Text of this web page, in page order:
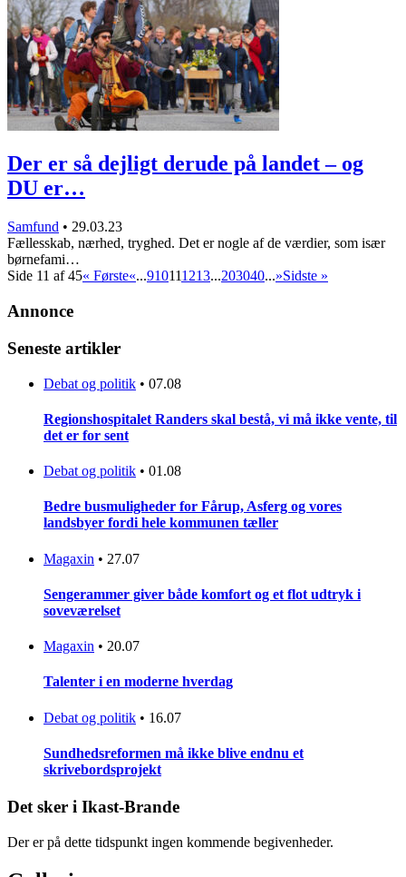
Der er så dejligt derude på landet – og
DU er…
Samfund • 29.03.23
Fællesskab, nærhed, tryghed. Det er nogle af de værdier, som især
børnefami…
Side 11 af 45« Første«...910111213...203040...»Sidste »
Annonce
Seneste artikler
Debat og politik • 07.08
Regionshospitalet Randers skal bestå, vi må ikke vente, til
det er for sent
Debat og politik • 01.08
Bedre busmuligheder for Fårup, Asferg og vores
landsbyer fordi hele kommunen tæller
Magaxin • 27.07
Sengerammer giver både komfort og et flot udtryk i
soveværelset
Magaxin • 20.07
Talenter i en moderne hverdag
Debat og politik • 16.07
Sundhedsreformen må ikke blive endnu et
skrivebordsprojekt
Det sker i Ikast-Brande
Der er på dette tidspunkt ingen kommende begivenheder.